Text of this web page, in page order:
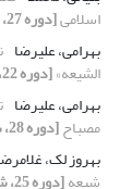
اسلامی[دوره 27، شماره 108، 1397، صفحه 9-31]
بهرامی، علیرضا
الشیعه»[دوره 22، شماره 85، 1392، صفحه 109-128]
بهرامی، علیرضا
مصباح[دوره 28، شماره 109، 1398، صفحه 35-58]
بهروز لک،
شیعه[دوره 25، شماره 99، 1395، صفحه 115-133]